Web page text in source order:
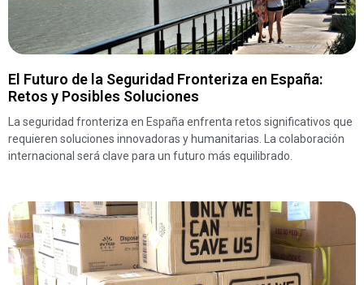
El Futuro de la Seguridad Fronteriza en España:
Retos y Posibles Soluciones
La seguridad fronteriza en España enfrenta retos significativos que
requieren soluciones innovadoras y humanitarias. La colaboración
internacional será clave para un futuro más equilibrado.